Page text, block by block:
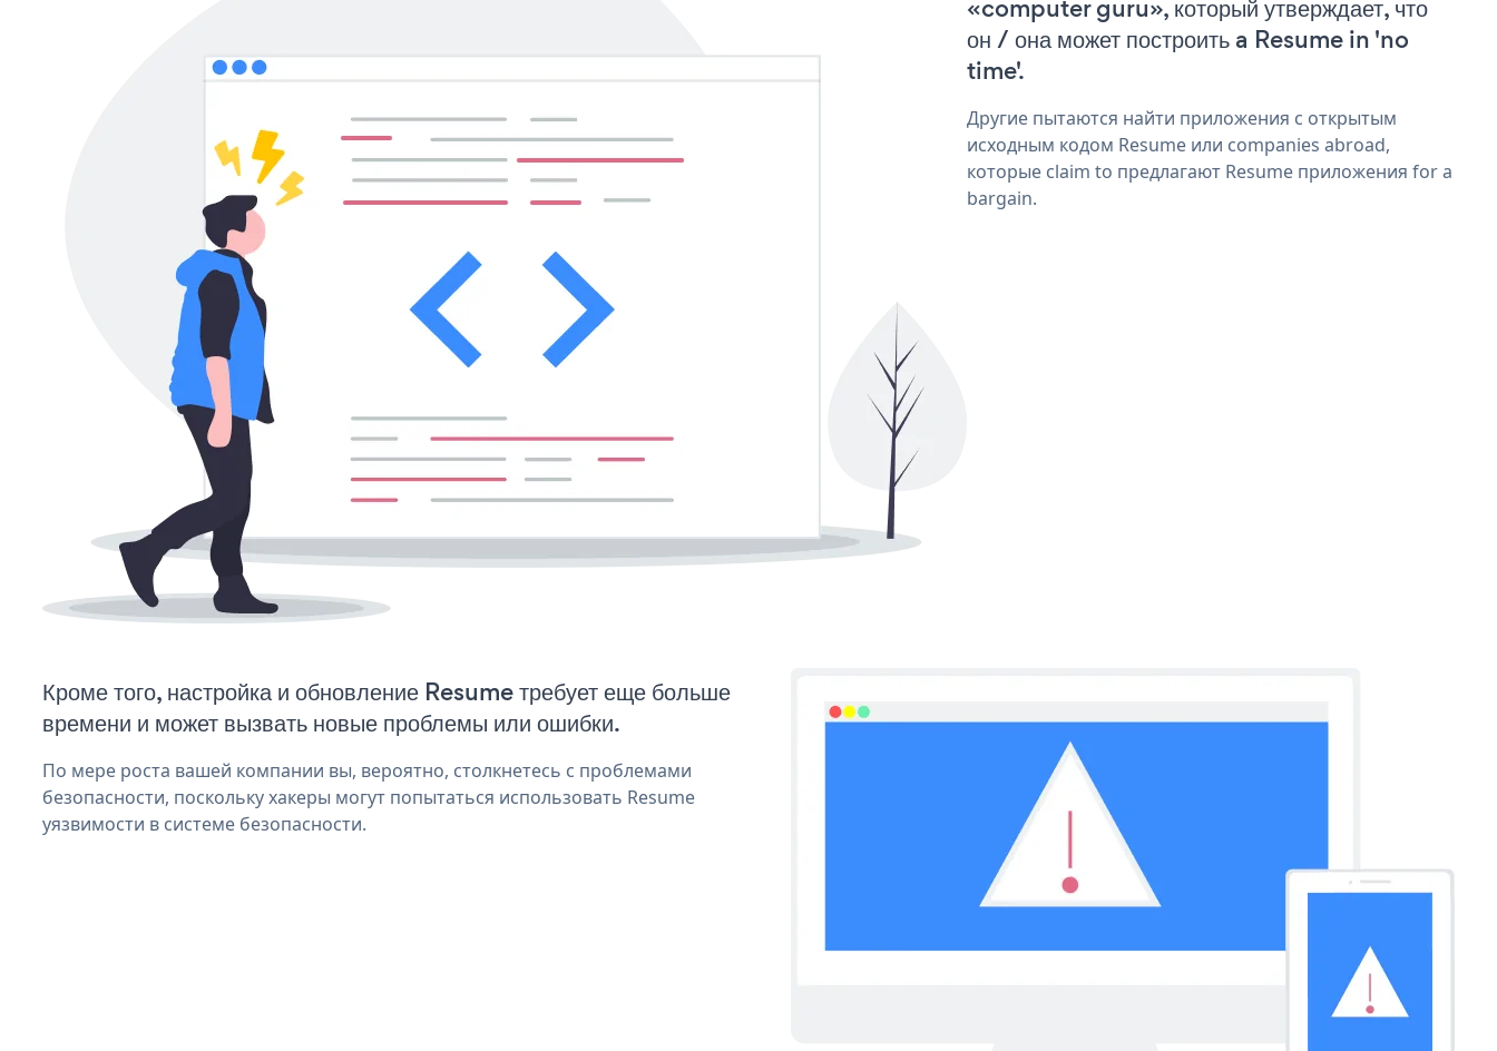
«computer guru», который утверждает, что
он / она может построить a Resume in 'no
time'.
Другие пытаются найти приложения с открытым
исходным кодом Resume или companies abroad,
которые claim to предлагают Resume приложения for a
bargain.
Кроме того, настройка и обновление Resume требует еще больше
времени и может вызвать новые проблемы или ошибки.
По мере роста вашей компании вы, вероятно, столкнетесь с проблемами
безопасности, поскольку хакеры могут попытаться использовать Resume
уязвимости в системе безопасности.